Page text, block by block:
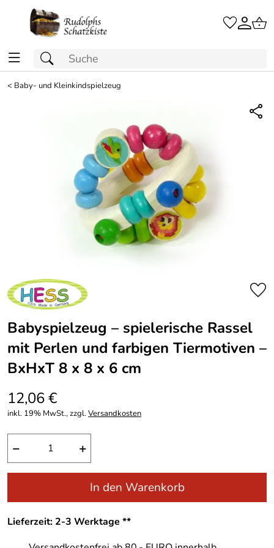
< Baby- und Kleinkindspielzeug
Babyspielzeug – spielerische Rassel
mit Perlen und farbigen Tiermotiven –
BxHxT 8 x 8 x 6 cm
12,06 €
inkl. 19% MwSt., zzgl.Versandkosten
− +
In den Warenkorb
Lieferzeit: 2-3 Werktage **